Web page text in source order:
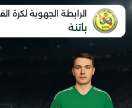
الرابطة الجهوية لكرة
باتنة